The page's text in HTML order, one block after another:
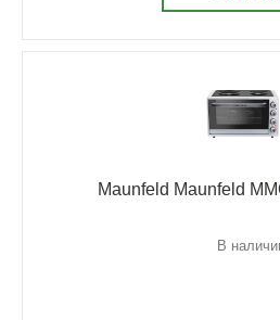
Maunfeld Maunfeld
В